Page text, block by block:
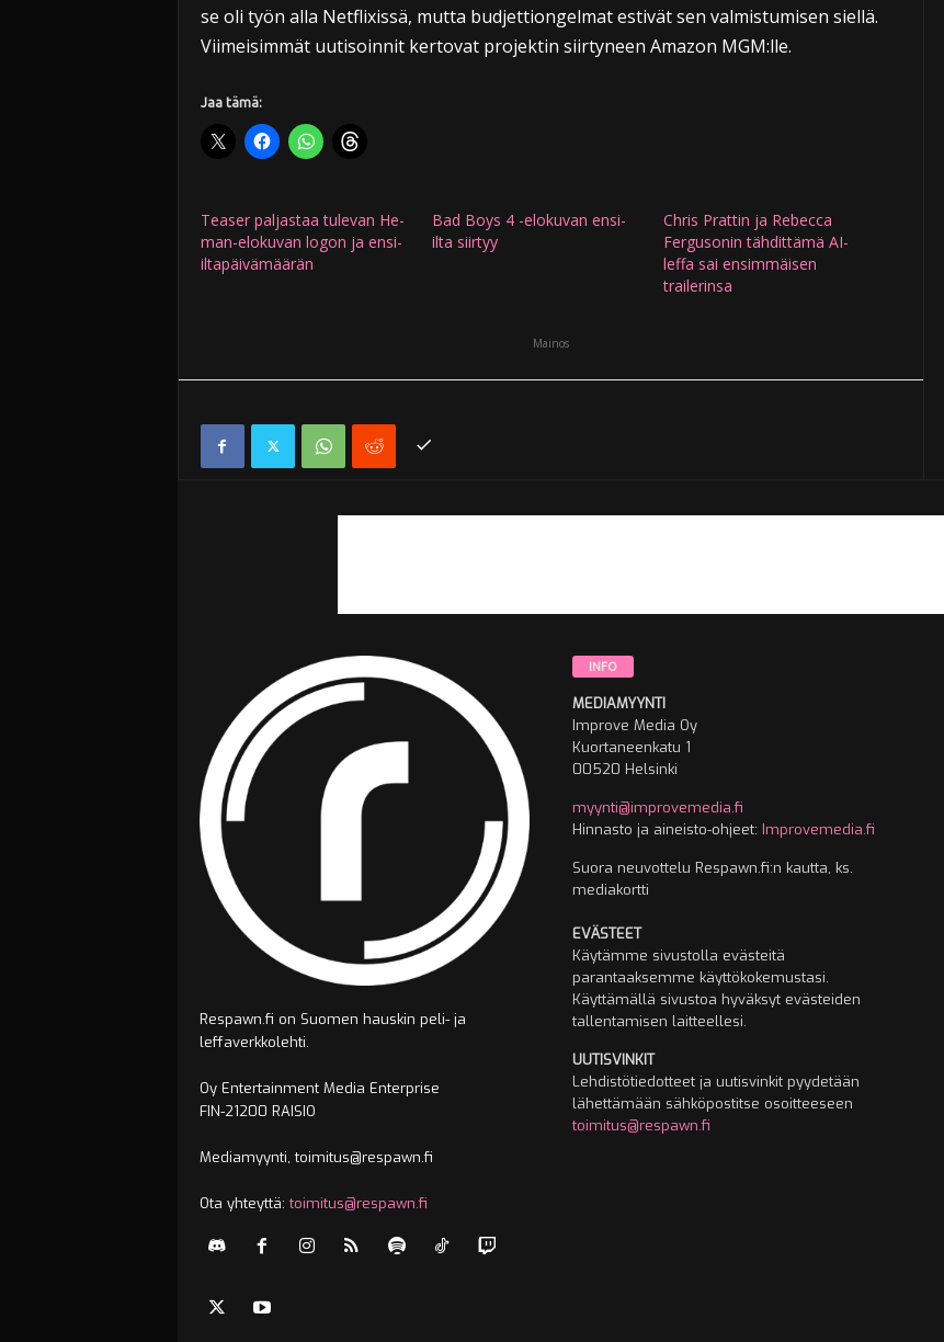
se oli työn alla Netflixissä, mutta budjettiongelmat estivät sen valmistumisen siellä.
Viimeisimmät uutisoinnit kertovat projektin siirtyneen Amazon MGM:lle.
Jaa tämä:
Teaser paljastaa tulevan He-
man-elokuvan logon ja ensi-
iltapäivämäärän
Bad Boys 4 -elokuvan ensi-
ilta siirtyy
Chris Prattin ja Rebecca
Fergusonin tähdittämä AI-
leffa sai ensimmäisen
trailerinsa
Mainos
Respawn.fi on Suomen hauskin peli- ja
leffaverkkolehti.
Oy Entertainment Media Enterprise
FIN-21200 RAISIO
Mediamyynti, toimitus@respawn.fi
Ota yhteyttä:toimitus@respawn.fi
INFO
MEDIAMYYNTI
Improve Media Oy
Kuortaneenkatu 1
00520 Helsinki
myynti@improvemedia.fi
Hinnasto ja aineisto-ohjeet: Improvemedia.fi
Suora neuvottelu Respawn.fi:n kautta, ks.
mediakortti
EVÄSTEET
Käytämme sivustolla evästeitä
parantaaksemme käyttökokemustasi.
Käyttämällä sivustoa hyväksyt evästeiden
tallentamisen laitteellesi.
UUTISVINKIT
Lehdistötiedotteet ja uutisvinkit pyydetään
lähettämään sähköpostitse osoitteeseen
toimitus@respawn.fi